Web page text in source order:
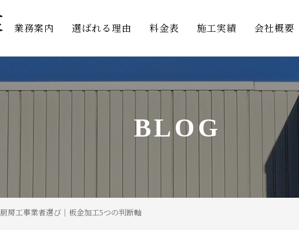
業務案内 選ばれる理由 料金表 施工実績 会社概要
BLOG
房工事業者選び｜板金加工5つの判断軸